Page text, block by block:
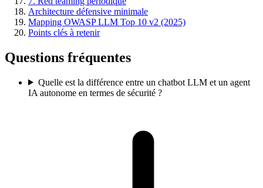
Architecture défensive minimale
Mapping OWASP LLM Top 10 v2 (2025)
Points clés à retenir
Questions fréquentes
Quelle est la différence entre un chatbot LLM et un agent
IA autonome en termes de sécurité ?